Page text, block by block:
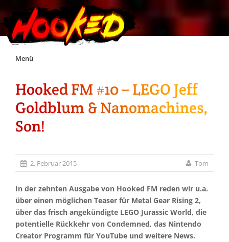
Skip
Menü
Unterstützt Hooked!
Hooked FM #10 – LEGO Jeff
Goldblum & Nanomachines,
Son!
2. Februar 2015 Tom
In der zehnten Ausgabe von Hooked FM reden wir u.a.
über einen möglichen Teaser für Metal Gear Rising 2,
über das frisch angekündigte LEGO Jurassic World, die
potentielle Rückkehr von Condemned, das Nintendo
Creator Programm für YouTube und weitere News.